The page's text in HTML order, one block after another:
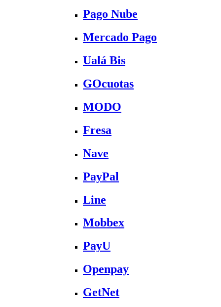
Pago Nube
Mercado Pago
Ualá Bis
GOcuotas
MODO
Fresa
Nave
PayPal
Line
Mobbex
PayU
Openpay
GetNet